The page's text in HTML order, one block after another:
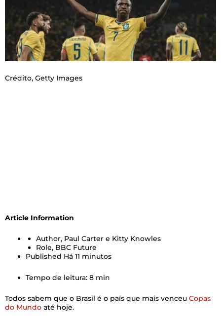
Crédito, Getty Images
Article Information
Author, Paul Carter e Kitty Knowles
Role, BBC Future
Published Há 11 minutos
Tempo de leitura: 8 min
Todos sabem que o Brasil é o país que mais venceu Copas
do Mundo até hoje.